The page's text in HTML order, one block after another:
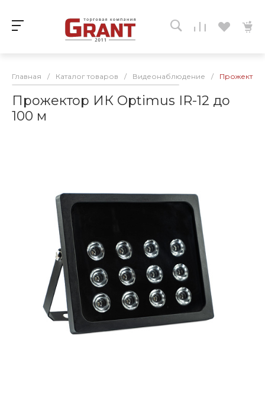
Главная / Каталог товаров / Видеонаблюдение / Прожектор
Прожектор ИК Optimus IR-12 до
100 м